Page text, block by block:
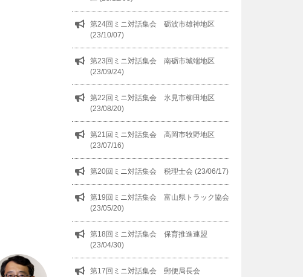
第24回ミニ対話集会 砺波市雄神地区
(23/10/07)
第23回ミニ対話集会 南砺市城端地区
(23/09/24)
第22回ミニ対話集会 氷見市柳田地区
(23/08/20)
第21回ミニ対話集会 高岡市牧野地区
(23/07/16)
第20回ミニ対話集会 税理士会 (23/06/17)
第19回ミニ対話集会 富山県トラック協会
(23/05/20)
第18回ミニ対話集会 保育推進連盟
(23/04/30)
第17回ミニ対話集会 郵便局長会